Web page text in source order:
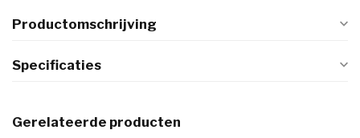
Productomschrijving
Specificaties
Gerelateerde producten